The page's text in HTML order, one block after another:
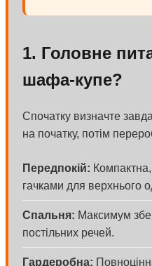
1. Головне
шафа-купе?
Спочатку визначте
на початку, потім
Передпокій:
гачками для верхнього
Спальня: Максимум
постільних речей.
Гардеробна: